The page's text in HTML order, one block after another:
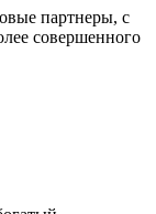
партнеры, с
совершенного